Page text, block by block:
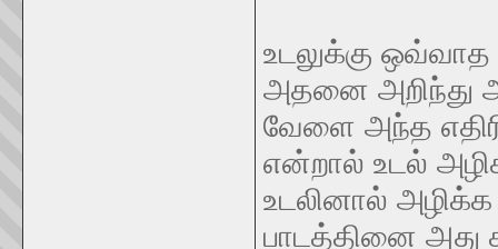
உடலுக்கு
அதனை அறிந்து
வேளை அந்த
என்றால் உடல்
உடலினால் அழிக்க
பாடத்தினை அது